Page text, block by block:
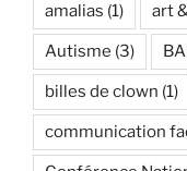
amalias (1) art
Autisme (3)
billes de clown (1)
communication